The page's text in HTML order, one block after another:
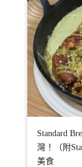
Standard
灣！（附
美食